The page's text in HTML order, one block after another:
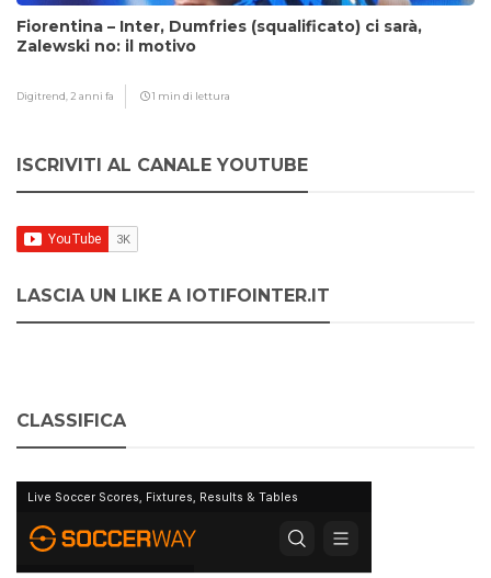
Fiorentina – Inter, Dumfries (squalificato) ci sarà,
Zalewski no: il motivo
Digitrend, 2 anni fa 1 min di lettura
ISCRIVITI AL CANALE YOUTUBE
LASCIA UN LIKE A IOTIFOINTER.IT
CLASSIFICA